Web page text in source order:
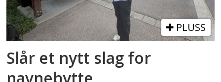
PLUSS
Slår et nytt slag for